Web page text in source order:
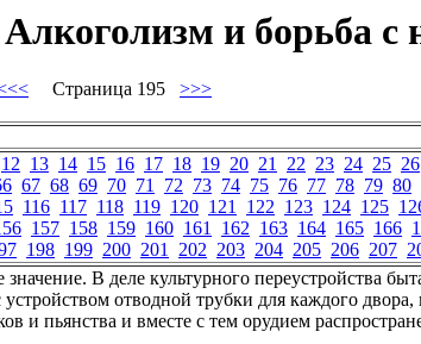
и борьба
Страница 195 >>>
12 13 14 15 16 17 18 19 20 21 22 23 24 25 26
67 68 69 70 71 72 73 74 75 76 77 78 79 80
116 117 118 119 120 121 122 123 124 125
157 158 159 160 161 162 163 164 165 166
198 199 200 201 202 203 204 205 206 207
В деле культурного переустройства
устройством отводной трубки для каждого
и пьянства и вместе с тем орудием